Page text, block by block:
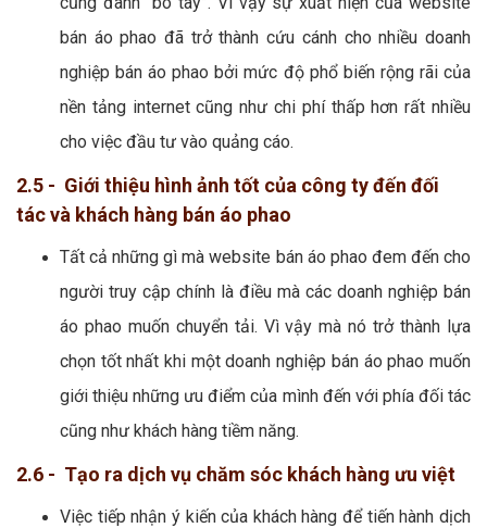
bán áo phao đã trở thành cứu cánh cho nhiều doanh
nghiệp bán áo phao bởi mức độ phổ biến rộng rãi của
nền tảng internet cũng như chi phí thấp hơn rất nhiều
cho việc đầu tư vào quảng cáo.
2.5 - Giới thiệu hình ảnh tốt của công ty đến đối
tác và khách hàng bán áo phao
Tất cả những gì mà website bán áo phao đem đến cho
người truy cập chính là điều mà các doanh nghiệp bán
áo phao muốn chuyển tải. Vì vậy mà nó trở thành lựa
chọn tốt nhất khi một doanh nghiệp bán áo phao muốn
giới thiệu những ưu điểm của mình đến với phía đối tác
cũng như khách hàng tiềm năng.
2.6 - Tạo ra dịch vụ chăm sóc khách hàng ưu việt
Việc tiếp nhận ý kiến của khách hàng để tiến hành dịch